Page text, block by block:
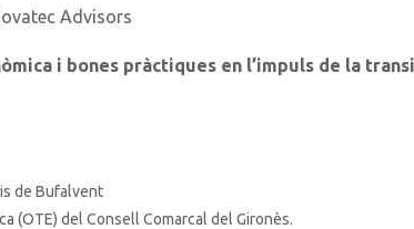
Advisors
i bones pràctiques en l’impuls de la
de Bufalvent
(OTE) del Consell Comarcal del Gironès.